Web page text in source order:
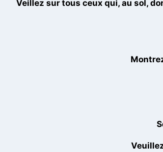
Veillez sur tous ceux qui, au sol,